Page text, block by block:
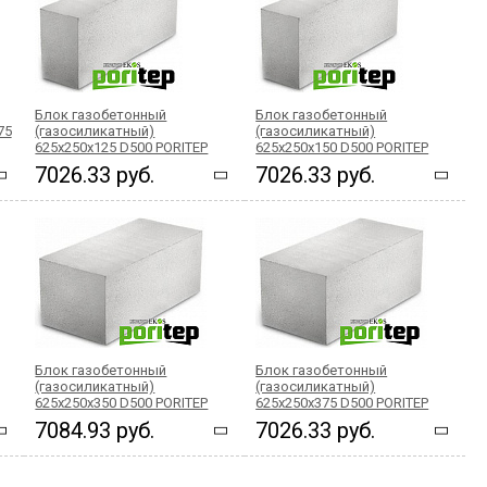
Блок газобетонный
(газосиликатный)
625x250x125 D500 PORITEP
7026.33 руб.
Блок газобетонный
(газосиликатный)
625x250x150 D500 PORITEP
7026.33 руб.
Блок газобетонный
(газосиликатный)
625x250x350 D500 PORITEP
7084.93 руб.
Блок газобетонный
(газосиликатный)
625x250x375 D500 PORITEP
7026.33 руб.